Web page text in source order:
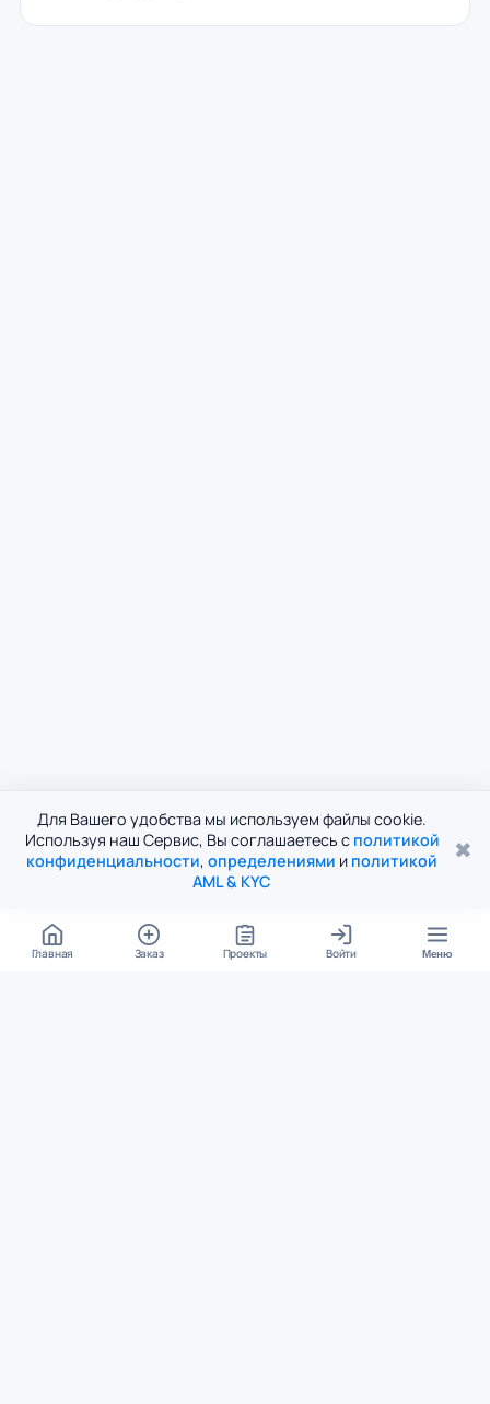
Для Вашего удобства мы используем файлы cookie.
Используя наш Сервис, Вы соглашаетесь с политикой
конфиденциальности, определениями и политикой
AML & KYC
✖
Главная Заказ Проекты Войти Меню